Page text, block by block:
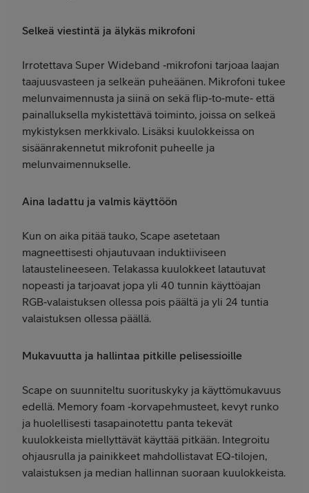
Selkeä viestintä ja älykäs mikrofoni
Irrotettava Super Wideband ‑mikrofoni tarjoaa laajan
taajuusvasteen ja selkeän puheäänen. Mikrofoni tukee
melunvaimennusta ja siinä on sekä flip‑to‑mute‑ että
painalluksella mykistettävä toiminto, joissa on selkeä
mykistyksen merkkivalo. Lisäksi kuulokkeissa on
sisäänrakennetut mikrofonit puheelle ja
melunvaimennukselle.
Aina ladattu ja valmis käyttöön
Kun on aika pitää tauko, Scape asetetaan
magneettisesti ohjautuvaan induktiiviseen
lataustelineeseen. Telakassa kuulokkeet latautuvat
nopeasti ja tarjoavat jopa yli 40 tunnin käyttöajan
RGB‑valaistuksen ollessa pois päältä ja yli 24 tuntia
valaistuksen ollessa päällä.
Mukavuutta ja hallintaa pitkille pelisessioille
Scape on suunniteltu suorituskyky ja käyttömukavuus
edellä. Memory foam ‑korvapehmusteet, kevyt runko
ja huolellisesti tasapainotettu panta tekevät
kuulokkeista miellyttävät käyttää pitkään. Integroitu
ohjausrulla ja painikkeet mahdollistavat EQ‑tilojen,
valaistuksen ja median hallinnan suoraan kuulokkeista.